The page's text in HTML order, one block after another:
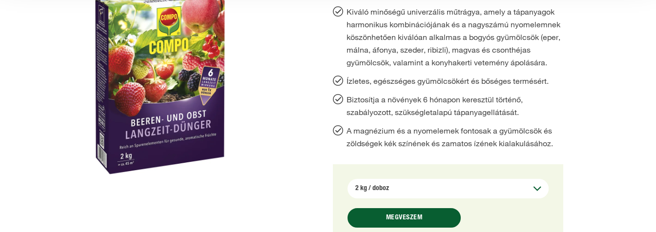
Kiváló minőségű univerzális műtrágya, amely a tápanyagok
harmonikus kombinációjának és a nagyszámú nyomelemnek
köszönhetően kiválóan alkalmas a bogyós gyümölcsök (eper,
málna, áfonya, szeder, ribizli), magvas és csonthéjas
gyümölcsök, valamint a konyhakerti vetemény ápolására.
Ízletes, egészséges gyümölcsökért és bőséges termésért.
Biztosítja a növények 6 hónapon keresztül történő,
szabályozott, szükségletalapú tápanyagellátását.
A magnézium és a nyomelemek fontosak a gyümölcsök és
zöldségek kék színének és zamatos ízének kialakulásához.
MEGVESZEM